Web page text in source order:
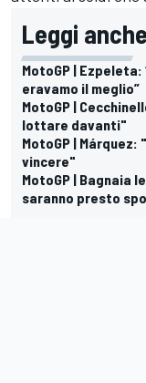
Leggi
MotoGP |
eravamo il meglio”
MotoGP |
lottare davanti"
MotoGP |
vincere"
MotoGP | Bagnaia
saranno presto